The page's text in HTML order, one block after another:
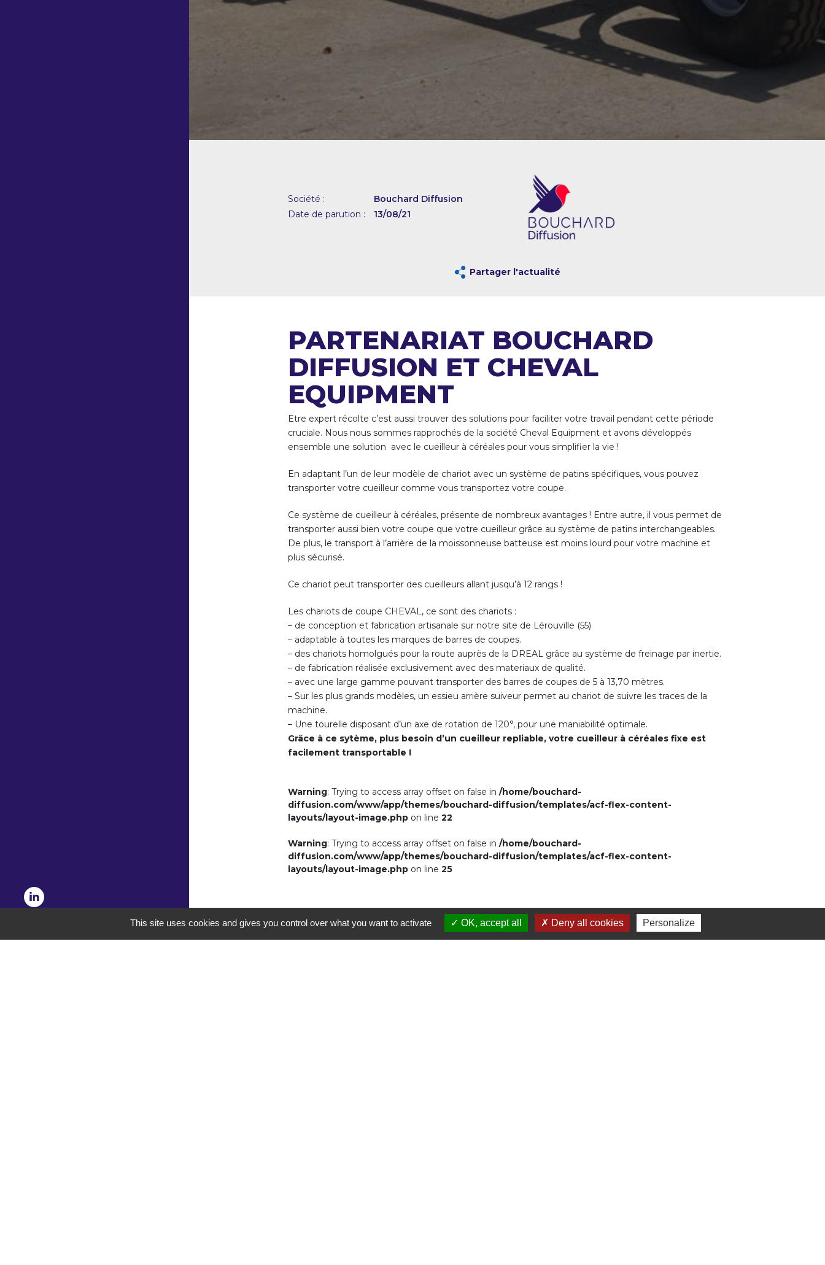
Société :
Bouchard Diffusion
Date de parution :
13/08/21
Partager l'actualité
PARTENARIAT BOUCHARD
DIFFUSION ET CHEVAL
EQUIPMENT
Etre expert récolte c’est aussi trouver des solutions pour faciliter votre travail pendant cette période
cruciale. Nous nous sommes rapprochés de la société Cheval Equipment et avons développés
ensemble une solution avec le cueilleur à céréales pour vous simplifier la vie !
En adaptant l’un de leur modèle de chariot avec un système de patins spécifiques, vous pouvez
transporter votre cueilleur comme vous transportez votre coupe.
Ce système de cueilleur à céréales, présente de nombreux avantages ! Entre autre, il vous permet de
transporter aussi bien votre coupe que votre cueilleur grâce au système de patins interchangeables.
De plus, le transport à l’arrière de la moissonneuse batteuse est moins lourd pour votre machine et
plus sécurisé.
Ce chariot peut transporter des cueilleurs allant jusqu’à 12 rangs !
Les chariots de coupe CHEVAL, ce sont des chariots :
– de conception et fabrication artisanale sur notre site de Lérouville (55)
– adaptable à toutes les marques de barres de coupes.
– des chariots homolgués pour la route auprès de la DREAL grâce au système de freinage par inertie.
– de fabrication réalisée exclusivement avec des materiaux de qualité.
– avec une large gamme pouvant transporter des barres de coupes de 5 à 13,70 mètres.
– Sur les plus grands modèles, un essieu arrière suiveur permet au chariot de suivre les traces de la
machine.
– Une tourelle disposant d’un axe de rotation de 120°, pour une maniabilité optimale.
Grâce à ce sytème, plus besoin d’un cueilleur repliable, votre cueilleur à céréales fixe est
facilement transportable !
Warning: Trying to access array offset on false in /home/bouchard-
diffusion.com/www/app/themes/bouchard-diffusion/templates/acf-flex-content-
layouts/layout-image.php on line 22
Warning: Trying to access array offset on false in /home/bouchard-
diffusion.com/www/app/themes/bouchard-diffusion/templates/acf-flex-content-
layouts/layout-image.php on line 25
CONTACTEZ-
NOUS
Mentions légales
This site uses cookies and gives you control over what you want to activate OK, accept all Deny all cookies Personalize